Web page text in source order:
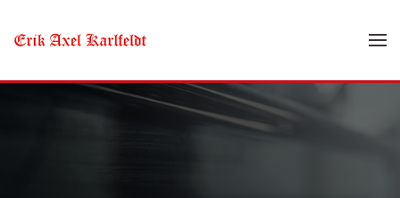
Skip to main content